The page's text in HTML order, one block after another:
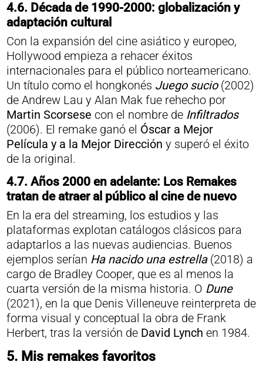
4.6. Década de 1990-2000: globalización y
adaptación cultural
Con la expansión del cine asiático y europeo,
Hollywood empieza a rehacer éxitos
internacionales para el público norteamericano.
Un título como el hongkonés Juego sucio(2002)
de Andrew Lau y Alan Mak fue rehecho por
Martin Scorsese con el nombre de Infiltrados
(2006). El remake ganó el Óscar a Mejor
Película y a la Mejor Dirección y superó el éxito
de la original.
4.7. Años 2000 en adelante: Los Remakes
tratan de atraer al público al cine de nuevo
En la era del streaming, los estudios y las
plataformas explotan catálogos clásicos para
adaptarlos a las nuevas audiencias. Buenos
ejemplos serían Ha nacido una estrella(2018) a
cargo de Bradley Cooper, que es al menos la
cuarta versión de la misma historia. O Dune
(2021), en la que Denis Villeneuve reinterpreta de
forma visual y conceptual la obra de Frank
Herbert, tras la versión deDavid Lynch en 1984.
5. Mis remakes favoritos